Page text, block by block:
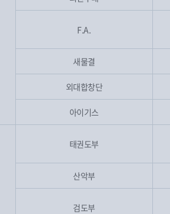
F.A.
새물결
외대합창단
아이기스
태권도부
산악부
검도부